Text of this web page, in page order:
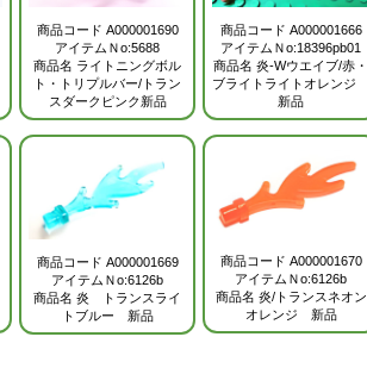
商品コード A000001690
アイテムＮo:5688
商品名 ライトニングボル
ト・トリプルバー/トラン
スダークピンク新品
商品コード A000001666
アイテムＮo:18396pb01
商品名 炎-Wウエイブ/赤・
ブライトライトオレンジ
新品
商品コード A000001669
アイテムＮo:6126b
商品名 炎 トランスライ
トブルー 新品
商品コード A000001670
アイテムＮo:6126b
商品名 炎/トランスネオン
オレンジ 新品